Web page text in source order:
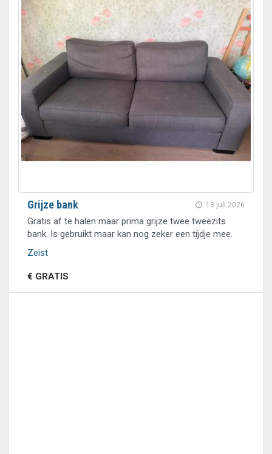
13 juli 2026
Grijze bank
Gratis af te halen maar prima grijze twee tweezits
bank. Is gebruikt maar kan nog zeker een tijdje mee.
Zeist
€ GRATIS